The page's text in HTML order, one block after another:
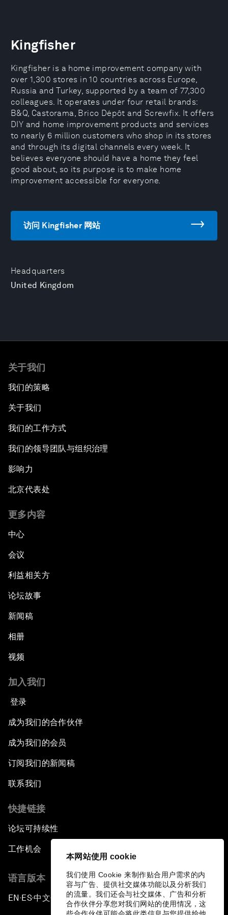
本网站使用 cookie
我们使用 Cookie 来制作贴合用户需求的内
容与广告、提供社交媒体功能以及分析我们
的流量。我们还会与社交媒体、广告和分析
合作伙伴分享您对我们网站的使用情况，这
Headquarters
United Kingdom
Kingfisher
Kingfisher is a home improvement company with
over 1,300 stores in 10 countries across Europe,
Russia and Turkey, supported by a team of 77,300
colleagues. It operates under four retail brands:
B&Q, Castorama, Brico Dépôt and Screwfix. It offers
DIY and home improvement products and services
to nearly 6 million customers who shop in its stores
and through its digital channels every week. It
believes everyone should have a home they feel
good about, so its purpose is to make home
improvement accessible for everyone.
访问 Kingfisher 网站
关于我们
我们的策略
关于我们
我们的工作方式
我们的领导团队与组织治理
影响力
北京代表处
更多内容
中心
会议
利益相关方
论坛故事
新闻稿
相册
视频
加入我们
登录
成为我们的合作伙伴
成为我们的会员
订阅我们的新闻稿
联系我们
快捷链接
论坛可持续性
工作机会
语言版本
EN ▪ES▪中文▪ 日本語